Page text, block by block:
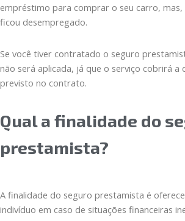
empréstimo para comprar o seu carro,
ficou desempregado.
Se você tiver contratado o seguro
não será aplicada, já que o serviço cobrirá
previsto no contrato.
Qual a finalidade do
prestamista?
A finalidade do seguro prestamista é
indivíduo em caso de situações financeiras